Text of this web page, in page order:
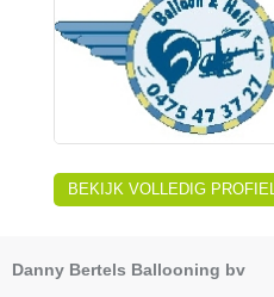
BEKIJK VOLLEDIG PROFIEL
Danny Bertels Ballooning bv